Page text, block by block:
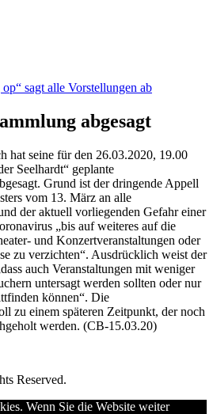
sagt alle Vorstellungen ab
abgesagt
hat seine für den 26.03.2020, 19.00
Seelhardt“ geplante
Grund ist der dringende Appell
vom 13. März an alle
der aktuell vorliegenden Gefahr einer
„bis auf weiteres auf die
und Konzertveranstaltungen oder
zu verzichten“. Ausdrücklich weist der
auch Veranstaltungen mit weniger
untersagt werden sollten oder nur
können“. Die
zu einem späteren Zeitpunkt, der noch
werden. (CB-15.03.20)
Reserved.
Wenn Sie die Website weiter